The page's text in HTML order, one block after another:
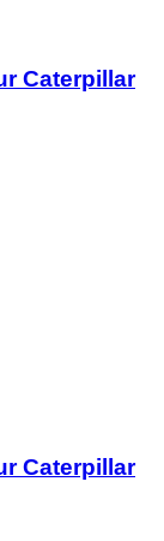
Caterpillar
Caterpillar